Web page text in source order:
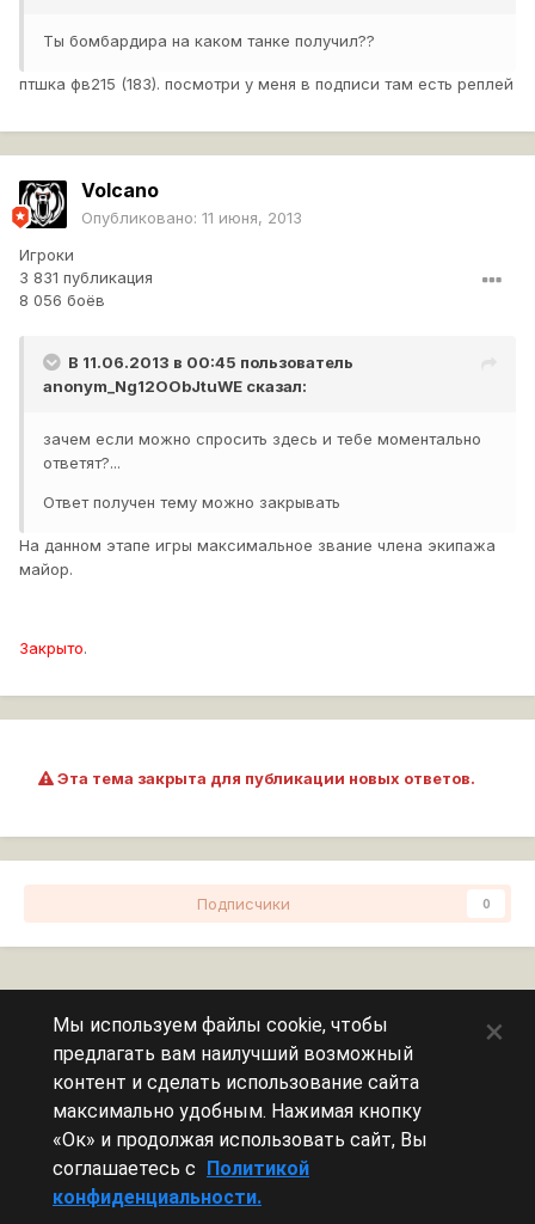
Ты бомбардира на каком танке получил??
птшка фв215 (183). посмотри у меня в подписи там есть реплей
Volcano
Опубликовано: 11 июня, 2013
Игроки
3 831 публикация
8 056 боёв
В 11.06.2013 в 00:45 пользователь
anonym_Ng12OObJtuWE сказал:
зачем если можно спросить здесь и тебе моментально
ответят?...
Ответ получен тему можно закрывать
На данном этапе игры максимальное звание члена экипажа
майор.
Закрыто.
Эта тема закрыта для публикации новых ответов.
Подписчики 0
Сейчас на странице
Эту страницу никто не просматривает.
Мы используем файлы cookie, чтобы
предлагать вам наилучший возможный
контент и сделать использование сайта
максимально удобным. Нажимая кнопку
«Ок» и продолжая использовать сайт, Вы
соглашаетесь с Политикой
конфиденциальности.
×